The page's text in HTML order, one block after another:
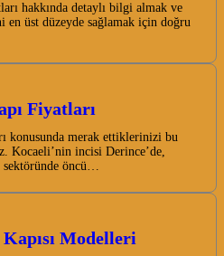
hakkında detaylı bilgi almak ve
en üst düzeyde sağlamak için doğru
Fiyatları
konusunda merak ettiklerinizi bu
Kocaeli’nin incisi Derince’de,
sektöründe öncü…
Modelleri